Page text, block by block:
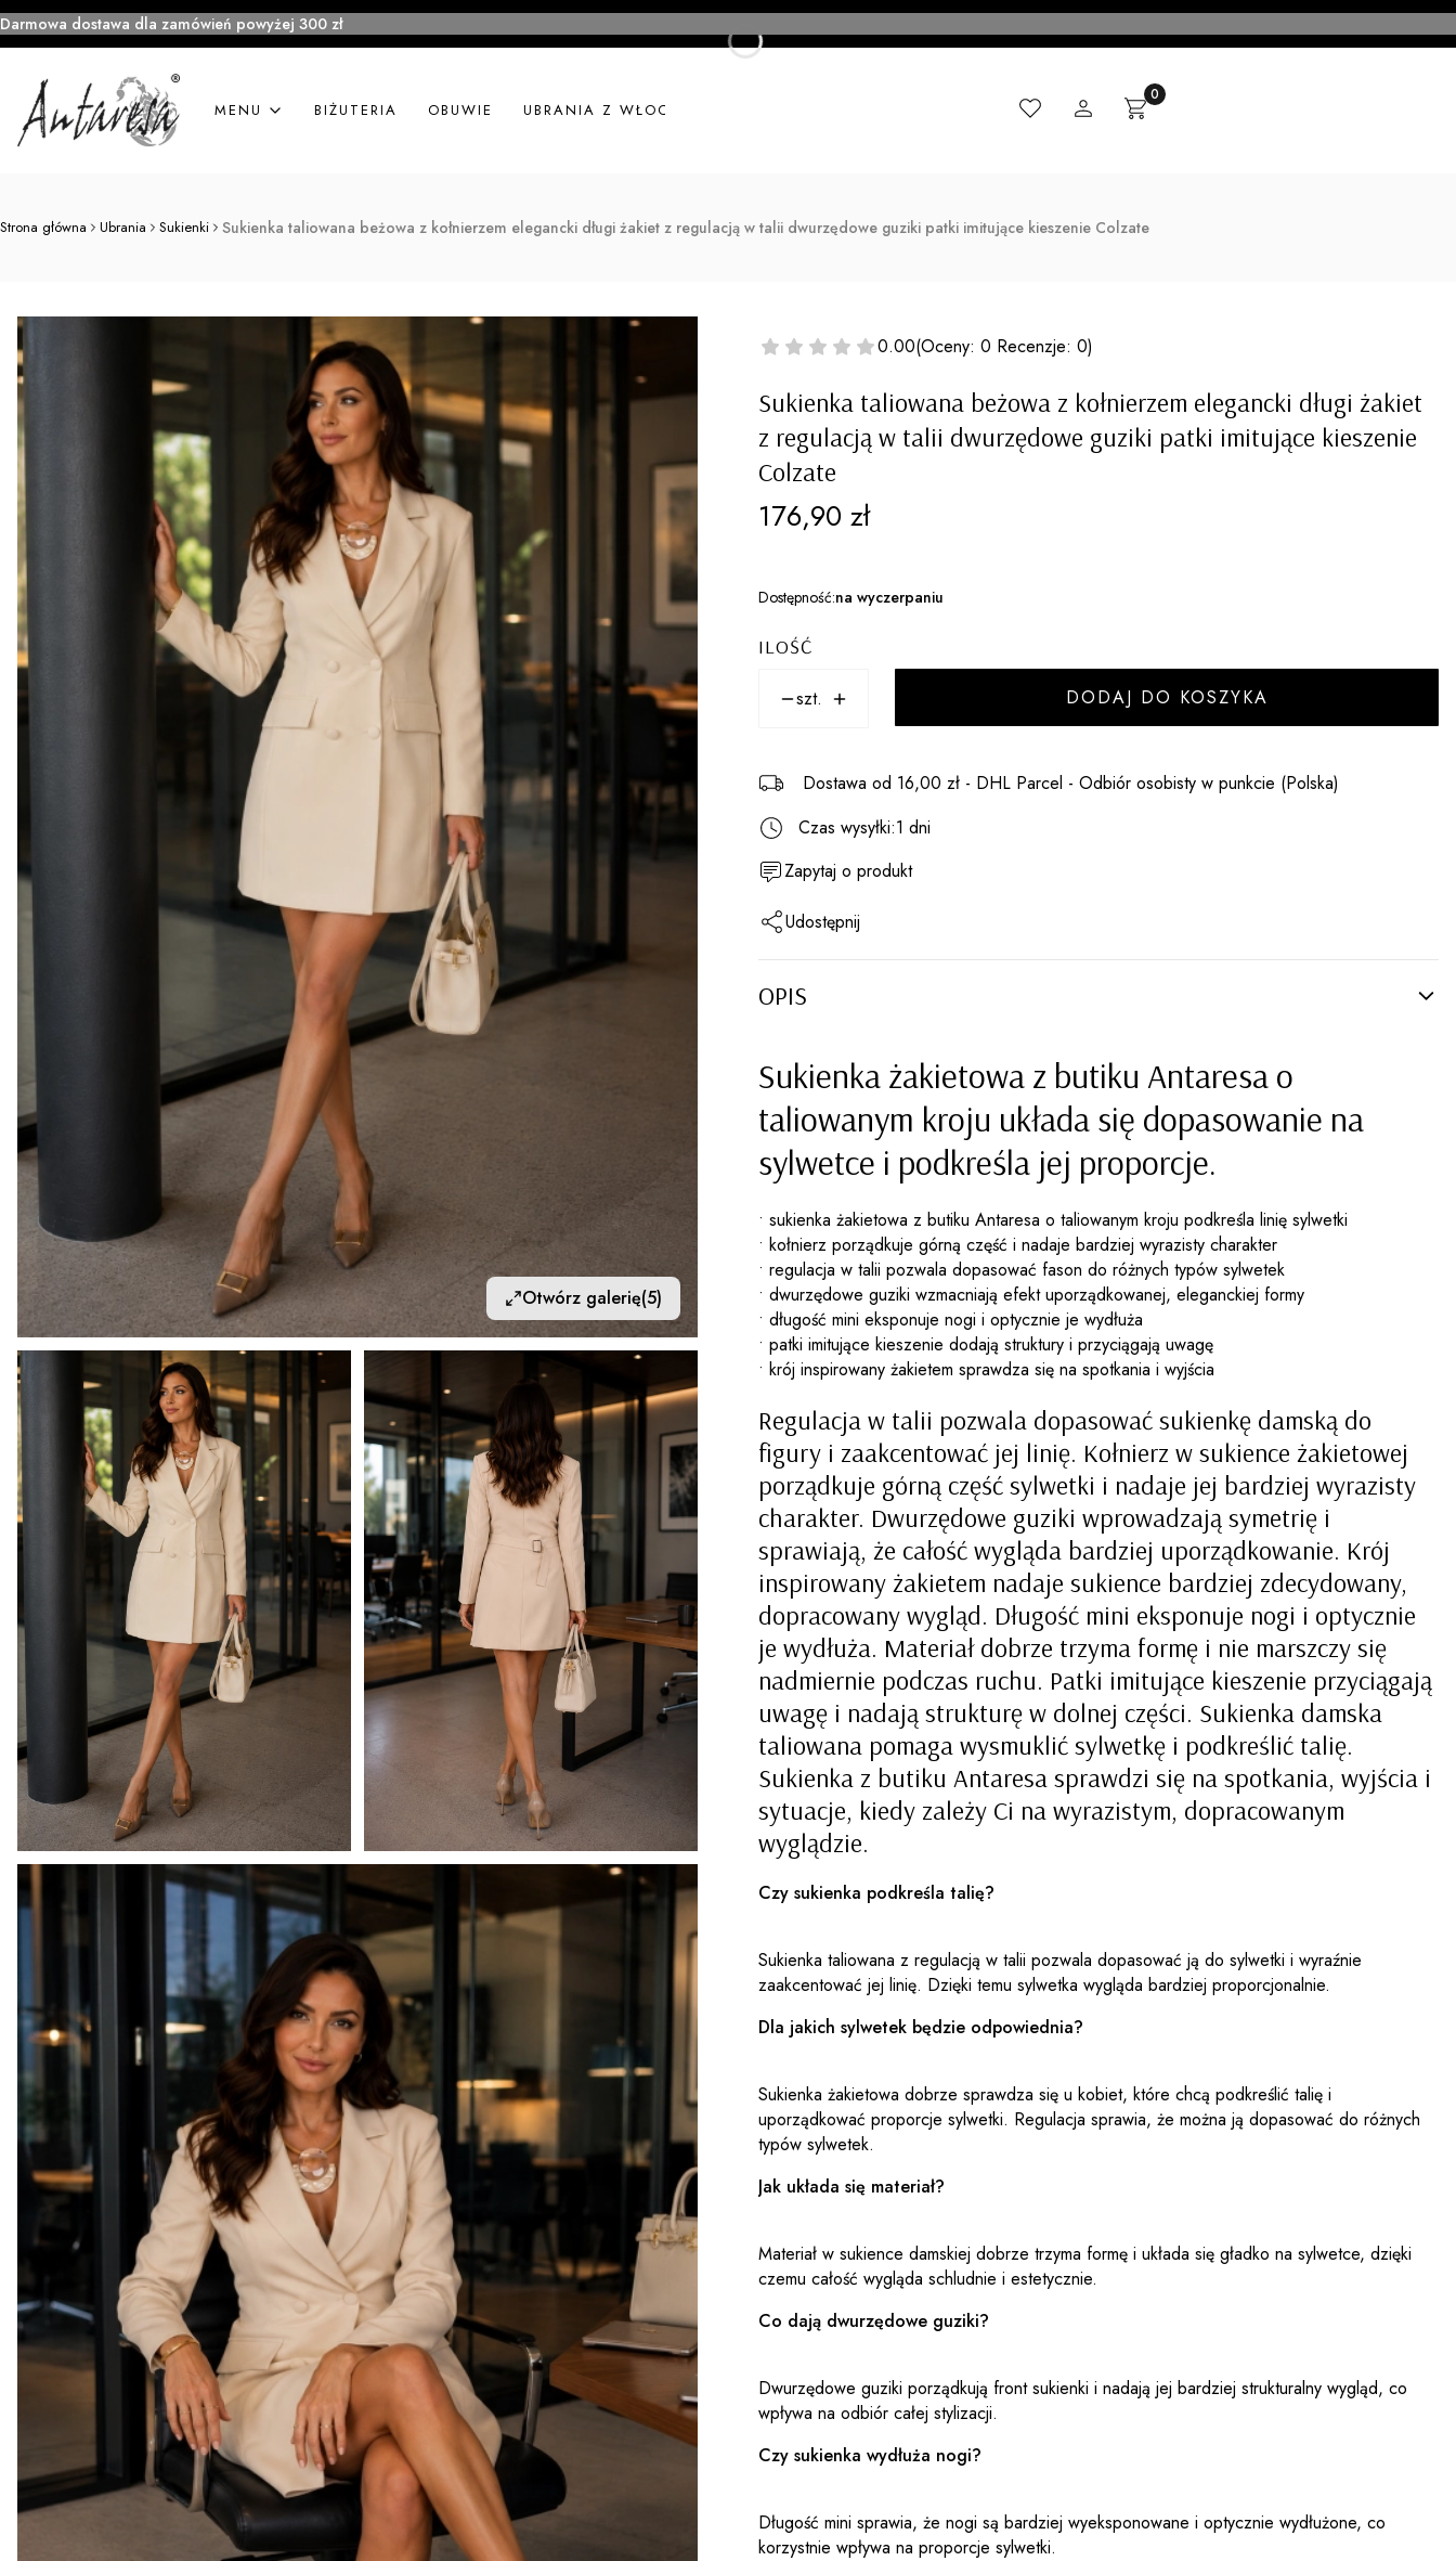
Darmowa dostawa dla zamówień powyżej 300 zł
MENU BIŻUTERIA OBUWIE UBRANIA Z WŁOCH MADE IN ITALY
UlubioneZaloguj sięProdukty w koszyku: 0. Zobacz szczegóły
Koszyk
Strona główna Ubrania Sukienki Sukienka taliowana beżowa z kołnierzem elegancki długi żakiet z regulacją w talii dwurzędowe guziki patki imitujące kieszenie Colzate
Otwórz galerię(5)
0.00(Oceny: 0 Recenzje: 0)
Sukienka taliowana beżowa z kołnierzem elegancki długi żakiet
z regulacją w talii dwurzędowe guziki patki imitujące kieszenie
Colzate
Cena
176,90 zł
Dostępność:na wyczerpaniu
ILOŚĆ
szt. DODAJ DO KOSZYKA
Dostawa od 16,00 zł - DHL Parcel - Odbiór osobisty w punkcie (Polska)
Czas wysyłki:1 dni
Zapytaj o produkt
Udostępnij
OPIS
Sukienka żakietowa z butiku Antaresa o
taliowanym kroju układa się dopasowanie na
sylwetce i podkreśla jej proporcje.
• sukienka żakietowa z butiku Antaresa o taliowanym kroju podkreśla linię sylwetki
• kołnierz porządkuje górną część i nadaje bardziej wyrazisty charakter
• regulacja w talii pozwala dopasować fason do różnych typów sylwetek
• dwurzędowe guziki wzmacniają efekt uporządkowanej, eleganckiej formy
• długość mini eksponuje nogi i optycznie je wydłuża
• patki imitujące kieszenie dodają struktury i przyciągają uwagę
• krój inspirowany żakietem sprawdza się na spotkania i wyjścia
Regulacja w talii pozwala dopasować sukienkę damską do
figury i zaakcentować jej linię. Kołnierz w sukience żakietowej
porządkuje górną część sylwetki i nadaje jej bardziej wyrazisty
charakter. Dwurzędowe guziki wprowadzają symetrię i
sprawiają, że całość wygląda bardziej uporządkowanie. Krój
inspirowany żakietem nadaje sukience bardziej zdecydowany,
dopracowany wygląd. Długość mini eksponuje nogi i optycznie
je wydłuża. Materiał dobrze trzyma formę i nie marszczy się
nadmiernie podczas ruchu. Patki imitujące kieszenie przyciągają
uwagę i nadają strukturę w dolnej części. Sukienka damska
taliowana pomaga wysmuklić sylwetkę i podkreślić talię.
Sukienka z butiku Antaresa sprawdzi się na spotkania, wyjścia i
sytuacje, kiedy zależy Ci na wyrazistym, dopracowanym
wyglądzie.
Czy sukienka podkreśla talię?
Sukienka taliowana z regulacją w talii pozwala dopasować ją do sylwetki i wyraźnie
zaakcentować jej linię. Dzięki temu sylwetka wygląda bardziej proporcjonalnie.
Dla jakich sylwetek będzie odpowiednia?
Sukienka żakietowa dobrze sprawdza się u kobiet, które chcą podkreślić talię i
uporządkować proporcje sylwetki. Regulacja sprawia, że można ją dopasować do różnych
typów sylwetek.
Jak układa się materiał?
Materiał w sukience damskiej dobrze trzyma formę i układa się gładko na sylwetce, dzięki
czemu całość wygląda schludnie i estetycznie.
Co dają dwurzędowe guziki?
Dwurzędowe guziki porządkują front sukienki i nadają jej bardziej strukturalny wygląd, co
wpływa na odbiór całej stylizacji.
Czy sukienka wydłuża nogi?
Długość mini sprawia, że nogi są bardziej wyeksponowane i optycznie wydłużone, co
korzystnie wpływa na proporcje sylwetki.